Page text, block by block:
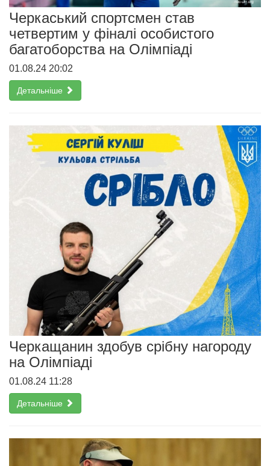
Черкаський спортсмен став
четвертим у фіналі особистого
багатоборства на Олімпіаді
01.08.24 20:02
Детальніше
Черкащанин здобув срібну нагороду
на Олімпіаді
01.08.24 11:28
Детальніше